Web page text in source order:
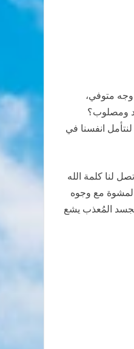
وجه متوفي،
ومصلوب؟
انفسنا في
لنا كلمة الله
مع وجوه
المُعذب يشع